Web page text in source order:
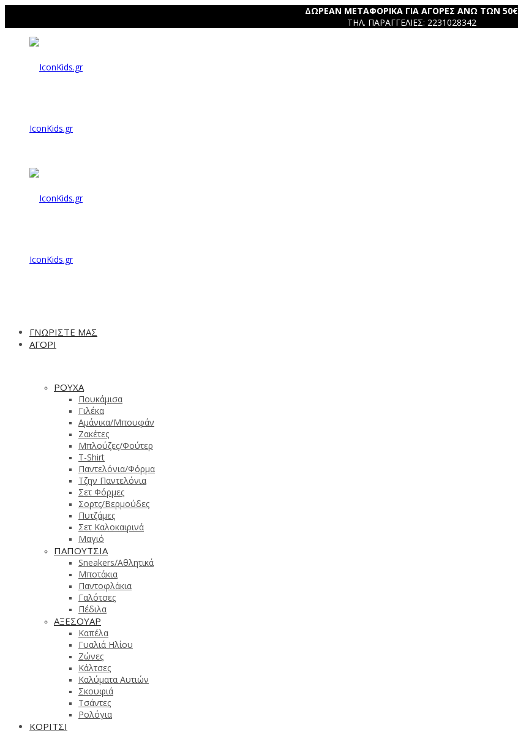
ΔΩΡΕΑΝ ΜΕΤΑΦΟΡΙΚΑ ΓΙΑ ΑΓΟΡΕΣ ΑΝΩ ΤΩΝ 50€
ΤΗΛ. ΠΑΡΑΓΓΕΛΙΕΣ: 2231028342
IconKids.gr
IconKids.gr
ΓΝΩΡΙΣΤΕ ΜΑΣ
ΑΓΟΡΙ
ΡΟΥΧΑ
Πουκάμισα
Γιλέκα
Αμάνικα/Μπουφάν
Ζακέτες
Μπλούζες/Φούτερ
T-Shirt
Παντελόνια/Φόρμα
Τζην Παντελόνια
Σετ Φόρμες
Σορτς/Βερμούδες
Πυτζάμες
Σετ Καλοκαιρινά
Μαγιό
ΠΑΠΟΥΤΣΙΑ
Sneakers/Aθλητικά
Μποτάκια
Παντοφλάκια
Γαλότσες
Πέδιλα
ΑΞΕΣΟΥΑΡ
Καπέλα
Γυαλιά Ηλίου
Ζώνες
Κάλτσες
Καλύματα Αυτιών
Σκουφιά
Τσάντες
Ρολόγια
ΚΟΡΙΤΣΙ